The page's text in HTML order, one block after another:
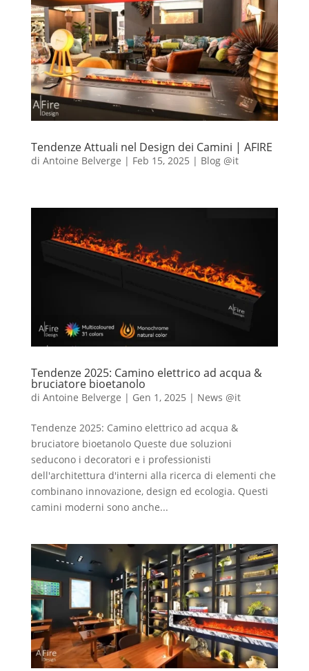
Tendenze Attuali nel Design dei Camini | AFIRE
di Antoine Belverge | Feb 15, 2025 | Blog @it
Tendenze 2025: Camino elettrico ad acqua &
bruciatore bioetanolo
di Antoine Belverge | Gen 1, 2025 | News @it
Tendenze 2025: Camino elettrico ad acqua &
bruciatore bioetanolo Queste due soluzioni
seducono i decoratori e i professionisti
dell'architettura d'interni alla ricerca di elementi che
combinano innovazione, design ed ecologia. Questi
camini moderni sono anche...